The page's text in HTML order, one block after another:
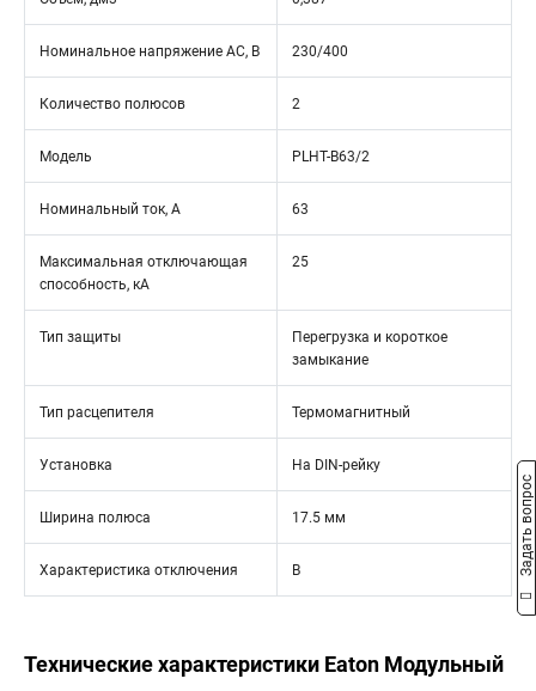
Номинальное напряжение АС, В 230/400
Количество полюсов 2
Модель PLHT-B63/2
Номинальный ток, А 63
Максимальная отключающая
способность, кА
25
Тип защиты
Перегрузка и короткое
замыкание
Тип расцепителя Термомагнитный
Установка На DIN-рейку
Ширина полюса 17.5 мм
Характеристика отключения B
Технические характеристики Eaton Модульный
Задать вопрос